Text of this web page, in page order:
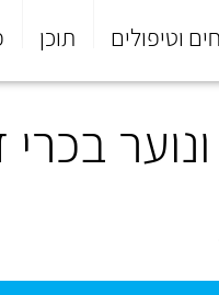
וטיפולים תוכן